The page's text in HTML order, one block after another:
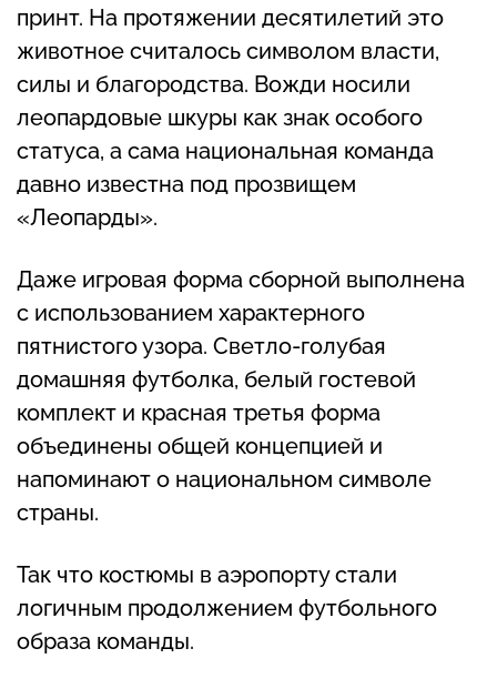
принт. На протяжении десятилетий это
животное считалось символом власти,
силы и благородства. Вожди носили
леопардовые шкуры как знак особого
статуса, а сама национальная команда
давно известна под прозвищем
«Леопарды».
Даже игровая форма сборной выполнена
с использованием характерного
пятнистого узора. Светло-голубая
домашняя футболка, белый гостевой
комплект и красная третья форма
объединены общей концепцией и
напоминают о национальном символе
страны.
Так что костюмы в аэропорту стали
логичным продолжением футбольного
образа команды.